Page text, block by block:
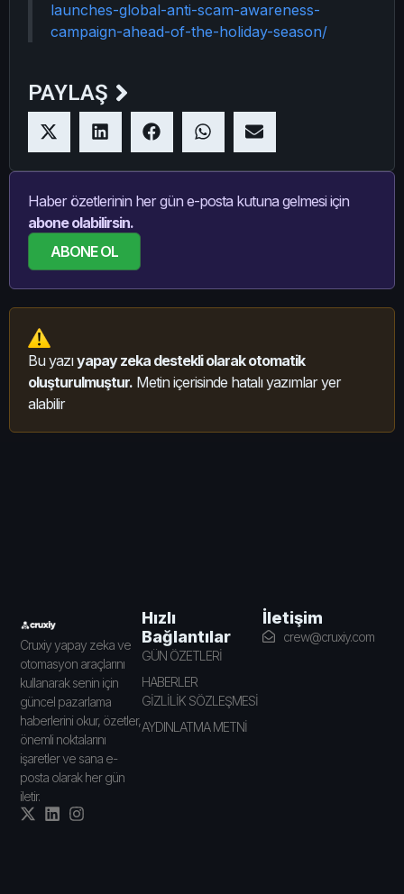
launches-global-anti-scam-awareness-
campaign-ahead-of-the-holiday-season/
PAYLAŞ
Haber özetlerinin her gün e-posta kutuna gelmesi için
abone olabilirsin.
ABONE OL
Bu yazıyapay zeka destekli olarak otomatik
oluşturulmuştur. Metin içerisinde hatalı yazımlar yer
alabilir
Cruxiy yapay zeka ve
otomasyon araçlarını
kullanarak senin için
güncel pazarlama
haberlerini okur, özetler,
önemli noktalarını
işaretler ve sana e-
posta olarak her gün
iletir.
Hızlı
Bağlantılar
GÜN ÖZETLERİ
HABERLER
GİZLİLİK SÖZLEŞMESİ
AYDINLATMA METNİ
İletişim
crew@cruxiy.com